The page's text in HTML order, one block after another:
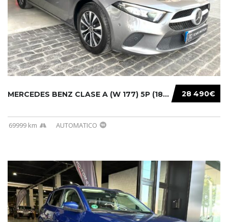
28 490€
MERCEDES BENZ CLASE A (W 177) 5P (18-) 2020....
69999 km AUTOMATICO